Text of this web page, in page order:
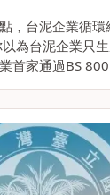
，台泥企業循
為台泥企業只
首家通過BS